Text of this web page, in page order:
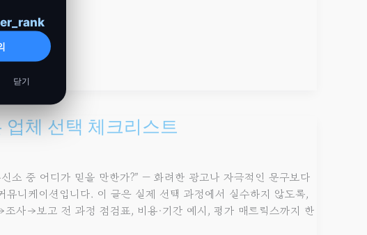
체 선택 체크리스트
소 중 어디가 믿을 만한가?” — 화려한 광고나 자극적인 문구보다
니케이션입니다. 이 글은 실제 선택 과정에서 실수하지 않도록,
사→보고 전 과정 점검표, 비용·기간 예시, 평가 매트릭스까지 한
닫기